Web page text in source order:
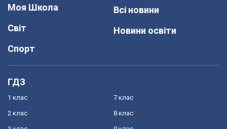
Моя Школа
Світ
Спорт
Всі новини
Новини освіти
ГДЗ
1 клас
2 клас
7 клас
8 клас